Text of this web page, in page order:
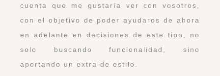
cuenta que me gustaría ver con vosotros,
con el objetivo de poder ayudaros de ahora
en adelante en decisiones de este tipo, no
solo buscando funcionalidad, sino
aportando un extra de estilo.